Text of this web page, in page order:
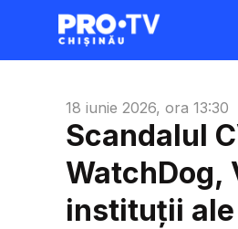
18 iunie 2026, ora 13:30
Scandalul
WatchDog,
instituții